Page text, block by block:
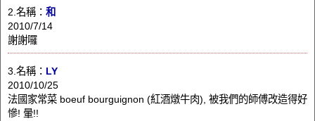
2.名稱： 和
2010/7/14
謝謝囉
3.名稱： LY
2010/10/25
法國家常菜 boeuf bourguignon (紅酒燉牛肉), 被我們的師傅改造得好
慘! 暈!!